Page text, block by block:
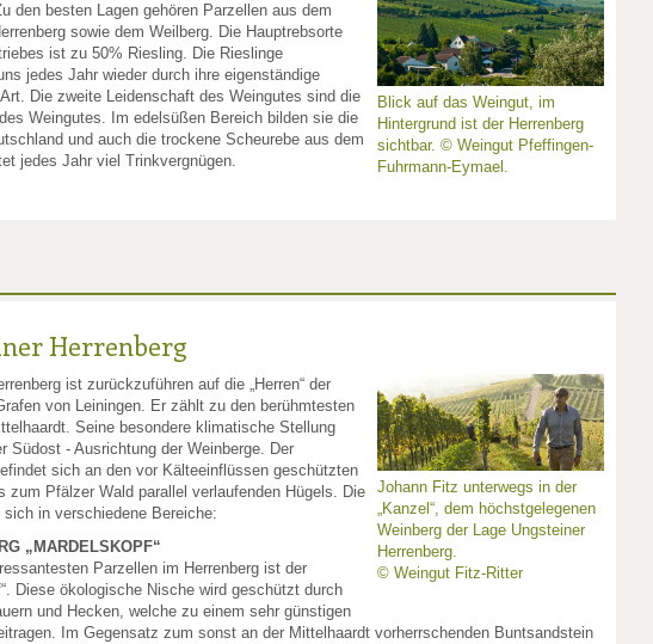
Blick auf das Weingut, im
Hintergrund ist der Herrenberg
sichtbar. © Weingut Pfeffingen-
Fuhrmann-Eymael.
den besten Lagen gehören Parzellen aus dem
sowie dem Weilberg. Die Hauptrebsorte
ist zu 50% Riesling. Die Rieslinge
jedes Jahr wieder durch ihre eigenständige
Die zweite Leidenschaft des Weingutes sind die
Weingutes. Im edelsüßen Bereich bilden sie die
und auch die trockene Scheurebe aus dem
jedes Jahr viel Trinkvergnügen.
Herrenberg
Johann Fitz unterwegs in der
„Kanzel“, dem höchstgelegenen
Weinberg der Lage Ungsteiner
Herrenberg.
© Weingut Fitz-Ritter
ist zurückzuführen auf die „Herren“ der
von Leiningen. Er zählt zu den berühmtesten
Seine besondere klimatische Stellung
Südost - Ausrichtung der Weinberge. Der
sich an den vor Kälteeinflüssen geschützten
zum Pfälzer Wald parallel verlaufenden Hügels. Die
sich in verschiedene Bereiche:
„MARDELSKOPF“
Parzellen im Herrenberg ist der
Diese ökologische Nische wird geschützt durch
und Hecken, welche zu einem sehr günstigen
Im Gegensatz zum sonst an der Mittelhaardt vorherrschenden Buntsandstein